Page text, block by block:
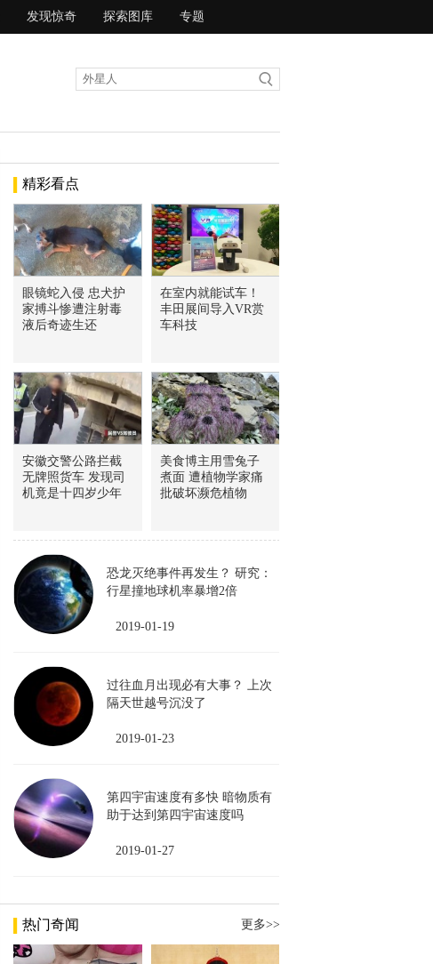
发现惊奇 探索图库 专题
精彩看点
眼镜蛇入侵 忠犬护
家搏斗惨遭注射毒
液后奇迹生还
在室内就能试车！
丰田展间导入VR赏
车科技
安徽交警公路拦截
无牌照货车 发现司
机竟是十四岁少年
美食博主用雪兔子
煮面 遭植物学家痛
批破坏濒危植物
恐龙灭绝事件再发生？ 研究：
行星撞地球机率暴增2倍
2019-01-19
过往血月出现必有大事？ 上次
隔天世越号沉没了
2019-01-23
第四宇宙速度有多快 暗物质有
助于达到第四宇宙速度吗
2019-01-27
热门奇闻 更多>>